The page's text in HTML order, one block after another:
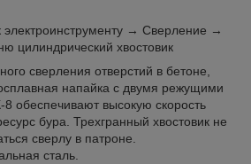
электроинструменту → Сверление →
цилиндрический хвостовик
сверления отверстий в бетоне,
напайка с двумя режущими
обеспечивают высокую скорость
бура. Трехгранный хвостовик не
сверлу в патроне.
сталь.